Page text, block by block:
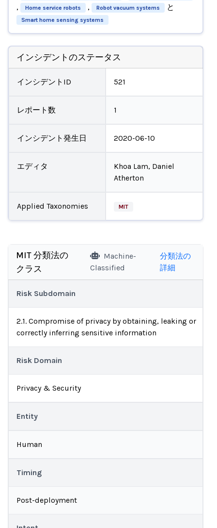
, Home service robots , Robot vacuum systems と
Smart home sensing systems
インシデントのステータス
インシデントID 521
レポート数 1
インシデント発生日 2020-06-10
エディタ
Khoa Lam, Daniel
Atherton
Applied Taxonomies MIT
MIT 分類法の
クラス
Machine-
Classified
分類法の
詳細
Risk Subdomain
2.1. Compromise of privacy by obtaining, leaking or
correctly inferring sensitive information
Risk Domain
Privacy & Security
Entity
Human
Timing
Post-deployment